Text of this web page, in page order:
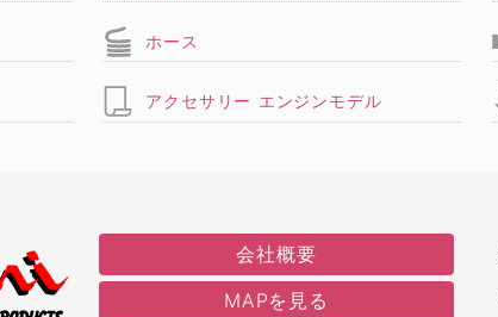
ホース
アクセサリー エンジンモデル
会社概要
MAPを見る